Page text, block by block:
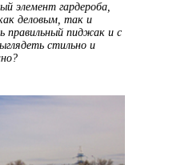
элемент гардероба,
деловым, так и
правильный пиджак и с
стильно и